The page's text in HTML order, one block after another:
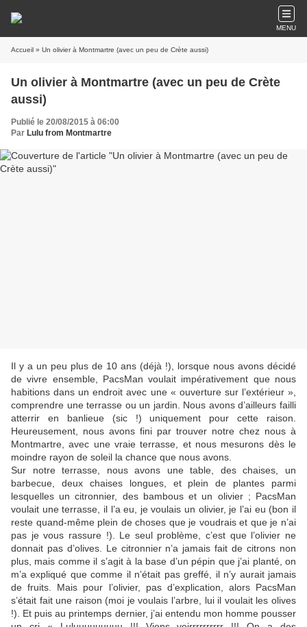
MENU
Accueil » Un olivier à Montmartre (avec un peu de Crète aussi)
Un olivier à Montmartre (avec un peu de Crète
aussi)
Publié le 20/08/2015 à 06:00
Par Lulu from Montmartre
Il y a un peu plus de 10 ans (déjà !), lorsque nous avons décidé
de vivre ensemble, PacsMan voulait impérativement que nous
habitions dans un endroit avec une « ouverture sur l’extérieur »,
comprendre une terrasse ou un jardin. Nous avons d’ailleurs failli
atterrir en banlieue (sic !) uniquement pour cette raison.
Heureusement, nous avons fini par trouver notre chez nous à
Montmartre, avec une vraie terrasse, et nous mesurons dès le
moindre rayon de soleil la chance que nous avons.
Sur notre terrasse, nous avons une table, des chaises, un
barbecue, deux chaises longues, et plein de plantes parmi
lesquelles un citronnier, des bambous et un olivier ; PacsMan
voulait une terrasse, il l’a eu, je voulais un olivier, je l’ai eu (bon il
reste quand-même plein de choses que je voudrais et que je n’ai
pas je vous rassure !). Le seul problème, c’est que l’olivier ne
donnait pas d’olives. Le citronnier n’a jamais fait de citrons non
plus, mais comme il s’agit à la base d’un pépin que j’ai planté, on
m’a expliqué que comme il n’était pas greffé, il n’y aurait jamais
de fruits. Mais pour l’olivier, pas d’explication, alors PacsMan
s’était fait une raison (moi je voulais l’arbre, lui il voulait les olives
!). Et puis au printemps dernier, j’ai entendu mon homme pousser